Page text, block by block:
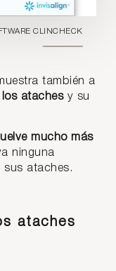
CLINCHECK
también a
atachesy su
mucho más
ninguna
sus ataches.
ataches